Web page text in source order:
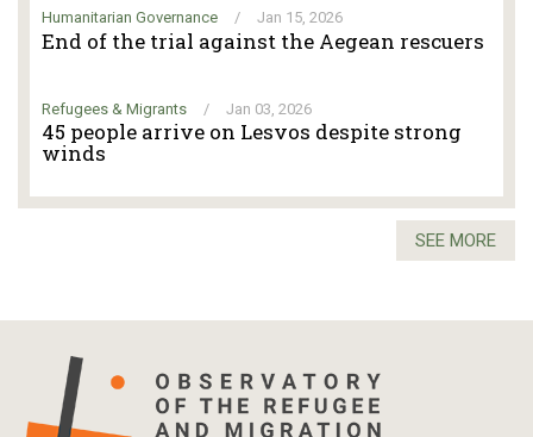
Humanitarian Governance / Jan 15, 2026
End of the trial against the Aegean rescuers
Refugees & Migrants / Jan 03, 2026
45 people arrive on Lesvos despite strong
winds
SEE MORE